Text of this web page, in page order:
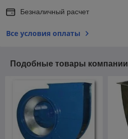
Безналичный расчет
Все условия оплаты
Подобные товары компании